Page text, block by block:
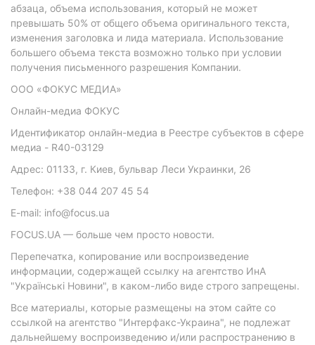
абзаца, объема использования, который не может
превышать 50% от общего объема оригинального текста,
изменения заголовка и лида материала. Использование
большего объема текста возможно только при условии
получения письменного разрешения Компании.
ООО «ФОКУС МЕДИА»
Онлайн-медиа ФОКУС
Идентификатор онлайн-медиа в Реестре субъектов в сфере
медиа - R40-03129
Адрес: 01133, г. Киев, бульвар Леси Украинки, 26
Телефон: +38 044 207 45 54
E-mail: info@focus.ua
FOCUS.UA — больше чем просто новости.
Перепечатка, копирование или воспроизведение
информации, содержащей ссылку на агентство ИнА
"Українські Новини", в каком-либо виде строго запрещены.
Все материалы, которые размещены на этом сайте со
ссылкой на агентство "Интерфакс-Украина", не подлежат
дальнейшему воспроизведению и/или распространению в